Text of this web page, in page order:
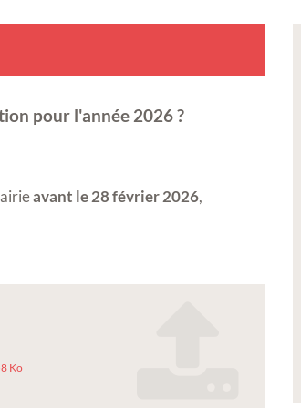
pour l'année 2026 ?
avant le 28 février 2026,
Ko